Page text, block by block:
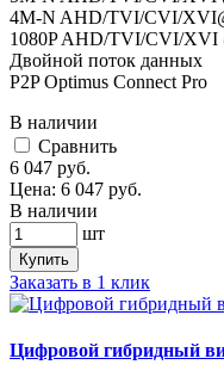
4M-N AHD/TVI/CVI/
1080P AHD/TVI/CVI/XVI
Двойной поток данных
P2P Optimus Connect Pro
В наличии
Cравнить
6 047 руб.
Цена: 6 047 руб.
В наличии
шт
Купить
Заказать в 1 клик
Цифровой гибридный